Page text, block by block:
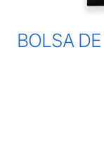
BOLSA